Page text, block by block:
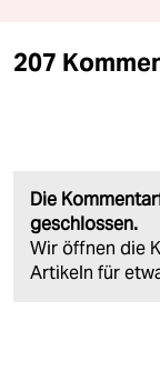
207
Die
geschlossen.
Wir öffnen die
Artikeln für